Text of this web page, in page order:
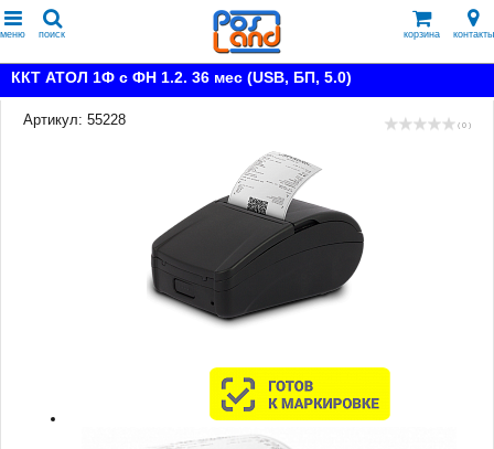
меню поиск корзина контакты
ККТ АТОЛ 1Ф с ФН 1.2. 36 мес (USB, БП, 5.0)
Артикул: 55228 ( 0 )